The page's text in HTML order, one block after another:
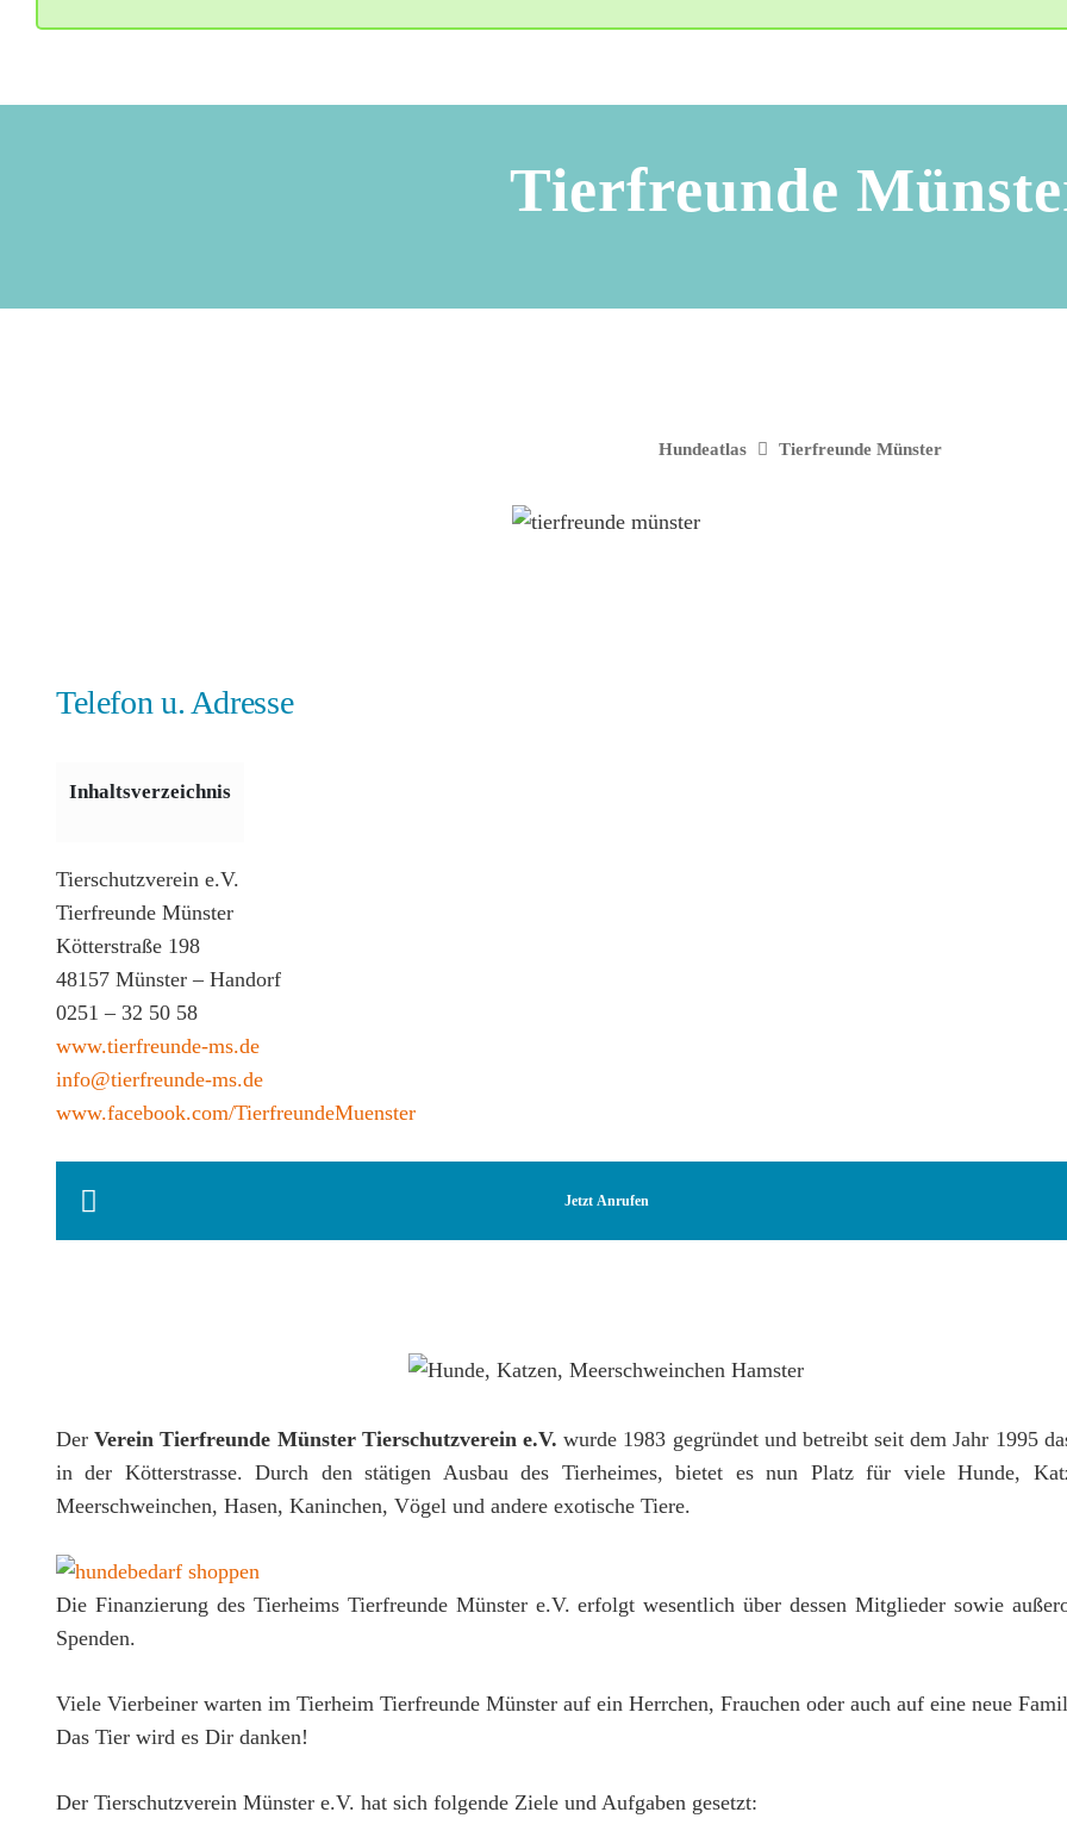
Tierfreunde
Hundeatlas Tierfreunde Münster
Telefon u. Adresse
Inhaltsverzeichnis
Tierschutzverein e.V.
Tierfreunde Münster
Kötterstraße 198
48157 Münster – Handorf
0251 – 32 50 58
www.tierfreunde-ms.de
info@tierfreunde-ms.de
www.facebook.com/TierfreundeMuenster
Jetzt Anrufen
DerVerein Tierfreunde Münster Tierschutzverein e.V. wurde 1983 gegründet und betreibt seit dem Jahr 1995
in der Kötterstrasse. Durch den stätigen Ausbau des Tierheimes, bietet es nun Platz für viele Hunde,
Meerschweinchen, Hasen, Kaninchen, Vögel und andere exotische Tiere.
Die Finanzierung des Tierheims Tierfreunde Münster e.V. erfolgt wesentlich über dessen Mitglieder sowie
Spenden.
Viele Vierbeiner warten im Tierheim Tierfreunde Münster auf ein Herrchen, Frauchen oder auch auf eine neue
Das Tier wird es Dir danken!
Der Tierschutzverein Münster e.V. hat sich folgende Ziele und Aufgaben gesetzt: